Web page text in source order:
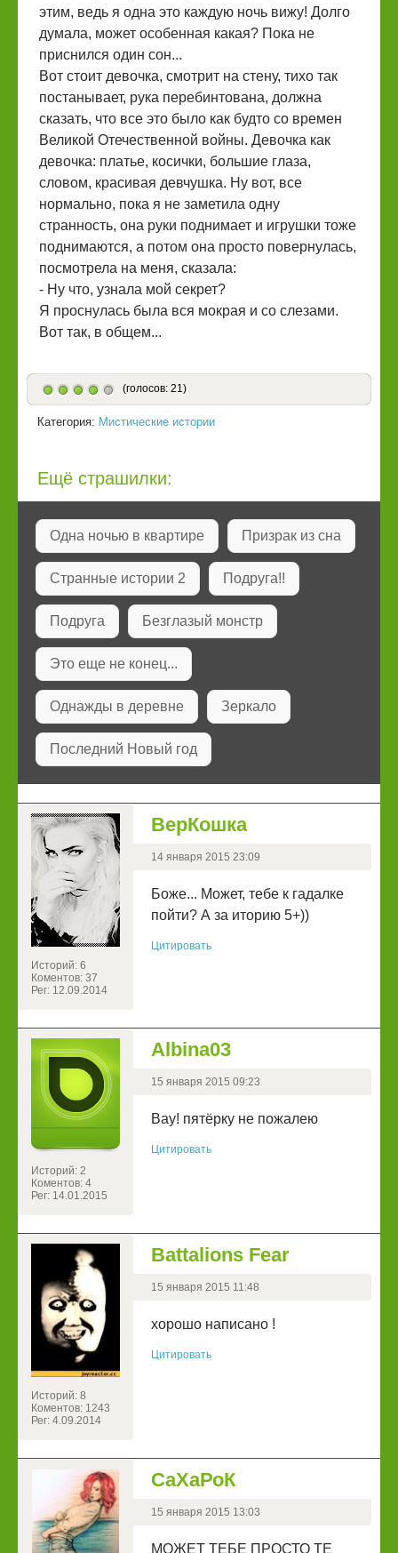
этим, ведь я одна это каждую ночь вижу! Долго
думала, может особенная какая? Пока не
приснился один сон...
Вот стоит девочка, смотрит на стену, тихо так
постанывает, рука перебинтована, должна
сказать, что все это было как будто со времен
Великой Отечественной войны. Девочка как
девочка: платье, косички, большие глаза,
словом, красивая девчушка. Ну вот, все
нормально, пока я не заметила одну
странность, она руки поднимает и игрушки тоже
поднимаются, а потом она просто повернулась,
посмотрела на меня, сказала:
- Ну что, узнала мой секрет?
Я проснулась была вся мокрая и со слезами.
Вот так, в общем...
(голосов: 21)
Категория: Мистические истории
Ещё страшилки:
Одна ночью в квартире Призрак из сна
Странные истории 2 Подруга!!
Подруга Безглазый монстр
Это еще не конец...
Однажды в деревне Зеркало
Последний Новый год
Историй: 6
Коментов: 37
Рег: 12.09.2014
ВерКошка
14 января 2015 23:09
Боже... Может, тебе к гадалке
пойти? А за иторию 5+))
Цитировать
Историй: 2
Коментов: 4
Рег: 14.01.2015
Albina03
15 января 2015 09:23
Вау! пятёрку не пожалею
Цитировать
Историй: 8
Коментов: 1243
Рег: 4.09.2014
Battalions Fear
15 января 2015 11:48
хорошо написано !
Цитировать
СаХаРоК
15 января 2015 13:03
МОЖЕТ ТЕБЕ ПРОСТО ТЕ